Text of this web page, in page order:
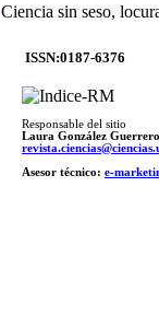
Ciencia sin seso,
ISSN:0187-6376
Responsable del sitio
Laura González Guerrero
Asesor técnico: e-